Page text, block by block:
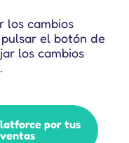
los cambios
el botón de
los cambios
por tus